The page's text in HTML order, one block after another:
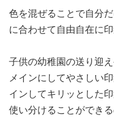
色を混ぜることで自分
に合わせて自由自在に
子供の幼稚園の送り迎
メインにしてやさしい
インしてキリッとした
使い分けることができる